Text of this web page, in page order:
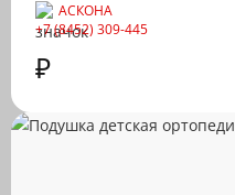
АСКОНА
+7 (8452) 309-445
₽